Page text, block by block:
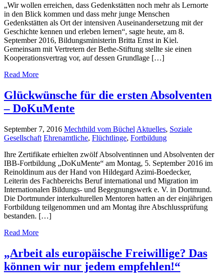
„Wir wollen erreichen, dass Gedenkstätten noch mehr als Lernorte
in den Blick kommen und dass mehr junge Menschen
Gedenkstätten als Ort der intensiven Auseinandersetzung mit der
Geschichte kennen und erleben lernen“, sagte heute, am 8.
September 2016, Bildungsministerin Britta Ernst in Kiel.
Gemeinsam mit Vertretern der Bethe-Stiftung stellte sie einen
Kooperationsvertrag vor, auf dessen Grundlage […]
Read More
Glückwünsche für die ersten Absolventen
– DoKuMente
September 7, 2016 Mechthild vom Büchel Aktuelles, Soziale
Gesellschaft Ehrenamtliche, Flüchtlinge, Fortbildung
Ihre Zertifikate erhielten zwölf Absolventinnen und Absolventen der
IBB-Fortbildung „DoKuMente“ am Montag, 5. September 2016 im
Reinoldinum aus der Hand von Hildegard Azimi-Boedecker,
Leiterin des Fachbereichs Beruf international und Migration im
Internationalen Bildungs- und Begegnungswerk e. V. in Dortmund.
Die Dortmunder interkulturellen Mentoren hatten an der einjährigen
Fortbildung teilgenommen und am Montag ihre Abschlussprüfung
bestanden. […]
Read More
„Arbeit als europäische Freiwillige? Das
können wir nur jedem empfehlen!“